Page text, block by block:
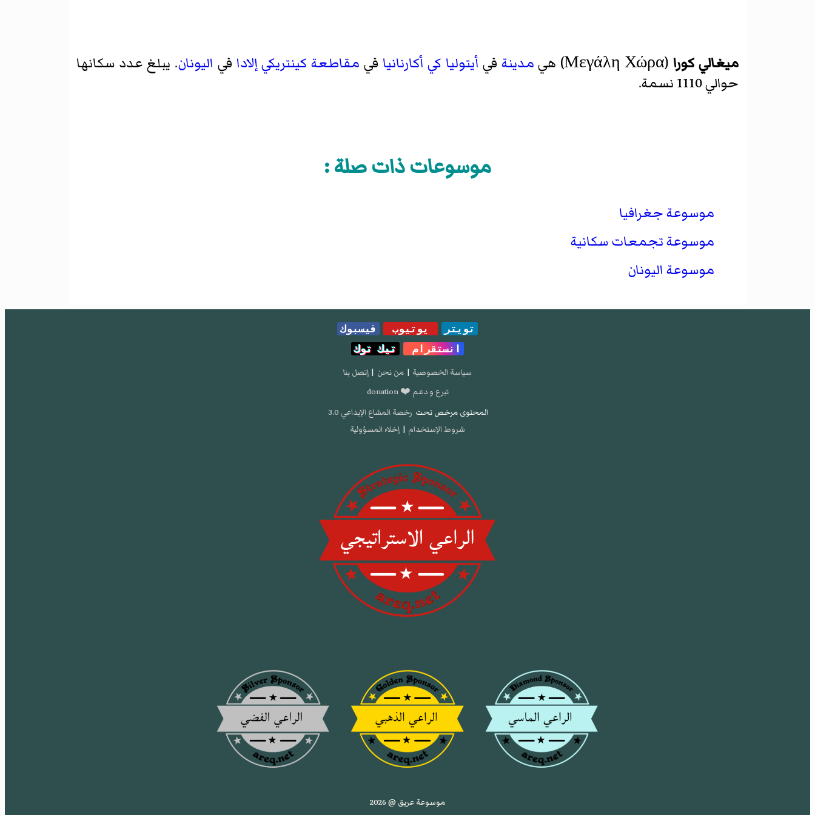
ميغالي كورا (Μεγάλη Χώρα) هي مدينة في أيتوليا كي أكارنانيا في مقاطعة كينتريكي إلادا في اليونان. يبلغ عدد سكانها
حوالي 1110 نسمة.
موسوعات ذات صلة :
موسوعة جغرافيا
موسوعة تجمعات سكانية
موسوعة اليونان
تويتر يوتيوب
فيسبوك
انستقرام
تيك توك
سياسة الخصوصية | من نحن | إتصل بنا
تبرع و دعم ❤️ donation
المحتوى مرخص تحت رخصة المشاع الإبداعي 3.0
شروط الإستخدام | إخلاء المسؤولية
موسوعة عريق @ 2026